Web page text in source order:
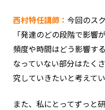
西村特任講師： 今回のス
「発達のどの段階で影響
頻度や時間はどう影響す
なっていない部分はたく
究していきたいと考えてい
また、私にとってずっと